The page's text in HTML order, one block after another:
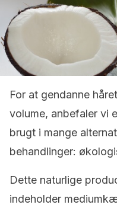
For at gendanne
volume, anbefaler vi
brugt i mange
behandlinger:
Dette naturlige
indeholder